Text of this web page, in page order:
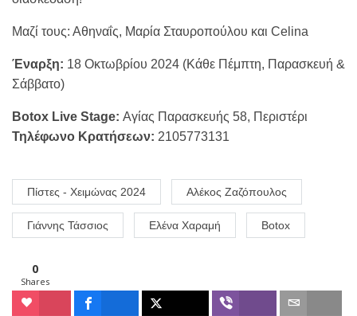
Μαζί τους: Αθηναΐς, Μαρία Σταυροπούλου και Celina
Έναρξη: 18 Οκτωβρίου 2024 (Κάθε Πέμπτη, Παρασκευή &
Σάββατο)
Botox Live Stage: Αγίας Παρασκευής 58, Περιστέρι
Τηλέφωνο Κρατήσεων: 2105773131
Πίστες - Χειμώνας 2024 Αλέκος Ζαζόπουλος
Γιάννης Τάσσιος Ελένα Χαραμή Botox
0
Shares